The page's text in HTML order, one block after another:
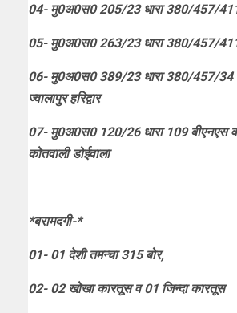
04- मु0अ0स0 205/23 धारा 380/457/411
05- मु0अ0स0 263/23 धारा 380/457/411
06- मु0अ0स0 389/23 धारा 380/457/34
ज्वालापुर हरिद्वार
07- मु0अ0स0 120/26 धारा 109 बीएनएस
कोतवाली डोईवाला
*बरामदगी-*
01- 01 देशी तमन्चा 315 बोर,
02- 02 खोखा कारतूस व 01 जिन्दा कारतूस